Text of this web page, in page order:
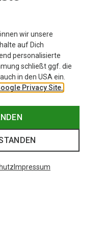
wir unsere
auf Dich
personalisierte
schließt ggf. die
in den USA ein.
Privacy Site.
Impressum